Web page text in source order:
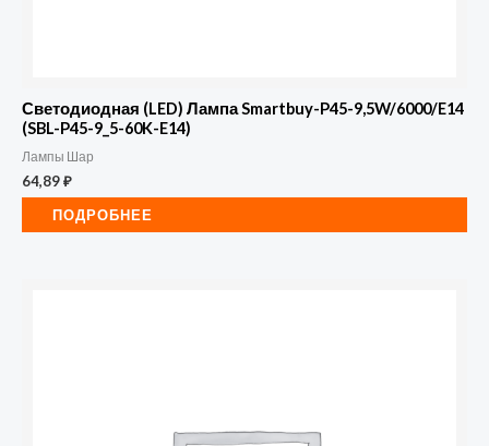
Светодиодная (LED) Лампа Smartbuy-P45-9,5W/6000/E14
(SBL-P45-9_5-60K-E14)
Лампы Шар
64,89₽
ПОДРОБНЕЕ